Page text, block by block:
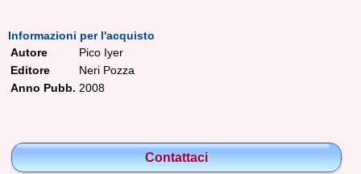
Informazioni per l'acquisto
Autore
Pico Iyer
Editore
Neri Pozza
Anno Pubb. 2008
Contattaci